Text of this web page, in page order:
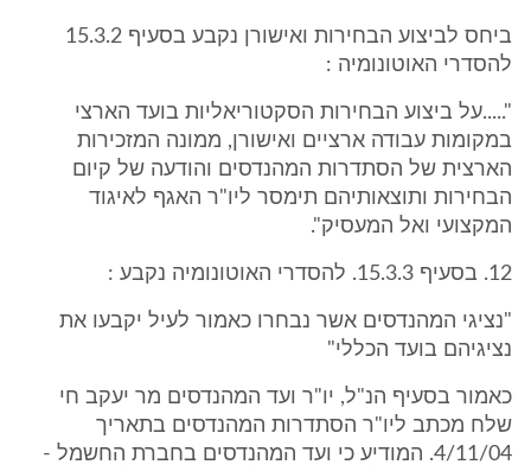
ביחס לביצוע הבחירות ואישורן נקבע בסעיף 15.3.2
להסדרי האוטונומיה :
".....על ביצוע הבחירות הסקטוריאליות בועד הארצי
במקומות עבודה ארציים ואישורן, ממונה המזכירות
הארצית של הסתדרות המהנדסים והודעה של קיום
הבחירות ותוצאותיהם תימסר ליו"ר האגף לאיגוד
המקצועי ואל המעסיק".
12. בסעיף 15.3.3. להסדרי האוטונומיה נקבע :
"נציגי המהנדסים אשר נבחרו כאמור לעיל יקבעו את
נציגיהם בועד הכללי"
כאמור בסעיף הנ"ל, יו"ר ועד המהנדסים מר יעקב חי
שלח מכתב ליו"ר הסתדרות המהנדסים בתאריך
4/11/04. המודיע כי ועד המהנדסים בחברת החשמל -